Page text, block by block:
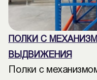
ПОЛКИ С
ВЫДВИЖЕНИЯ
Полки с